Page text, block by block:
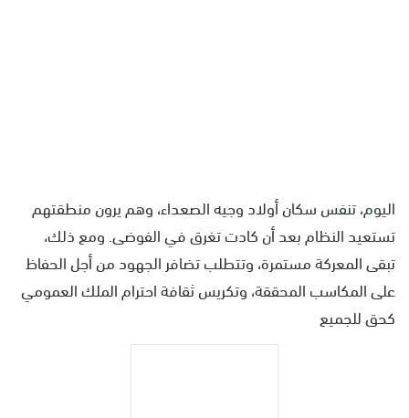
اليوم، تنفس سكان أولاد وجيه الصعداء، وهم يرون منطقتهم
تستعيد النظام بعد أن كادت تغرق في الفوضى. ومع ذلك،
تبقى المعركة مستمرة، وتتطلب تضافر الجهود من أجل الحفاظ
على المكاسب المحققة، وتكريس ثقافة احترام الملك العمومي
كحق للجميع